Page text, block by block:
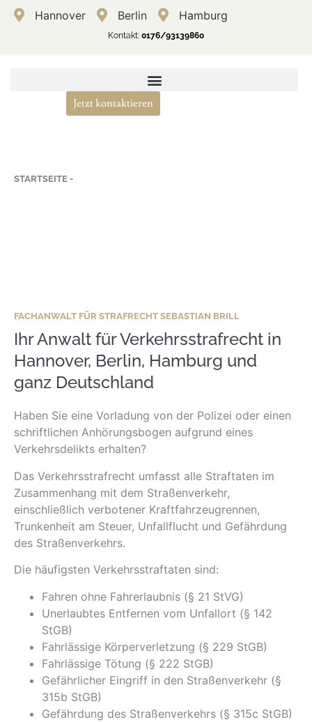
Hannover Berlin Hamburg
Kontakt: 0176/93139860
Jetzt kontaktieren
STARTSEITE -
FACHANWALT FÜR STRAFRECHT SEBASTIAN BRILL
Ihr Anwalt für Verkehrsstrafrecht in
Hannover, Berlin, Hamburg und
ganz Deutschland
Haben Sie eine Vorladung von der Polizei oder einen
schriftlichen Anhörungsbogen aufgrund eines
Verkehrsdelikts erhalten?
Das Verkehrsstrafrecht umfasst alle Straftaten im
Zusammenhang mit dem Straßenverkehr,
einschließlich verbotener Kraftfahrzeugrennen,
Trunkenheit am Steuer, Unfallflucht und Gefährdung
des Straßenverkehrs.
Die häufigsten Verkehrsstraftaten sind:
Fahren ohne Fahrerlaubnis (§ 21 StVG)
Unerlaubtes Entfernen vom Unfallort (§ 142
StGB)
Fahrlässige Körperverletzung (§ 229 StGB)
Fahrlässige Tötung (§ 222 StGB)
Gefährlicher Eingriff in den Straßenverkehr (§
315b StGB)
Gefährdung des Straßenverkehrs (§ 315c StGB)